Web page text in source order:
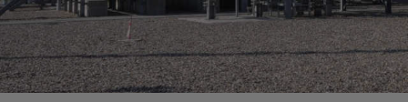
account_circle Anmelden
shieldRegistrierung